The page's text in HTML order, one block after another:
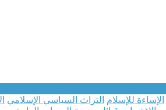
الإساءة للإسلام التراث السياسي الإسلامي